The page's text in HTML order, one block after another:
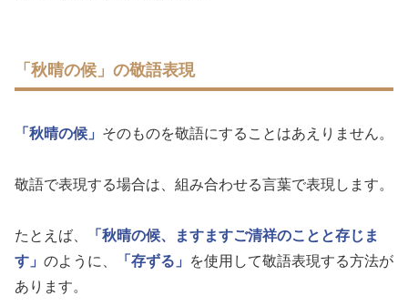
「秋晴の候」の敬語表現
「秋晴の候」 そのものを敬語にすることはあえりません。
敬語で表現する場合は、組み合わせる言葉で表現します。
たとえば、
「秋晴の候、ますますご清祥のことと存じま
す」 のように、 「存ずる」
を使用して敬語表現する方法が
あります。